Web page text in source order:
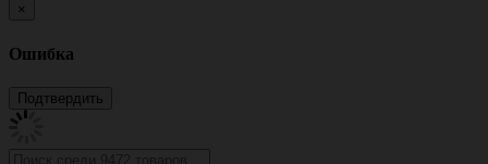
×
Ошибка